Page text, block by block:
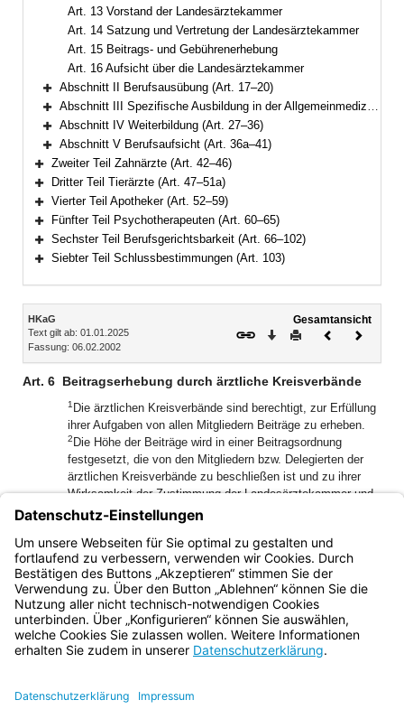
Art. 13 Vorstand der Landesärztekammer
Art. 14 Satzung und Vertretung der Landesärztekammer
Art. 15 Beitrags- und Gebührenerhebung
Art. 16 Aufsicht über die Landesärztekammer
Bereich erweitern
Abschnitt II Berufsausübung (Art. 17–20)
Bereich erweitern
Abschnitt III Spezifische Ausbildung in der Allgemeinmedizin; Praktische Ärzte (Art. 21–26)
Bereich erweitern
Abschnitt IV Weiterbildung (Art. 27–36)
Bereich erweitern
Abschnitt V Berufsaufsicht (Art. 36a–41)
Bereich erweitern
Zweiter Teil Zahnärzte (Art. 42–46)
Bereich erweitern
Dritter Teil Tierärzte (Art. 47–51a)
Bereich erweitern
Vierter Teil Apotheker (Art. 52–59)
Bereich erweitern
Fünfter Teil Psychotherapeuten (Art. 60–65)
Bereich erweitern
Sechster Teil Berufsgerichtsbarkeit (Art. 66–102)
Siebter Teil Schlussbestimmungen (Art. 103)
Inhalt
HKaG
Text gilt ab: 01.01.2025
Fassung: 06.02.2002
Gesamtansicht
Download
DruckenVorheriges
Art. 6 Beitragserhebung durch ärztliche Kreisverbände
1 Die ärztlichen Kreisverbände sind berechtigt, zur Erfüllung
ihrer Aufgaben von allen Mitgliedern Beiträge zu erheben.
2 Die Höhe der Beiträge wird in einer Beitragsordnung
festgesetzt, die von den Mitgliedern bzw. Delegierten der
ärztlichen Kreisverbände zu beschließen ist und zu ihrer
Wirksamkeit der Zustimmung der Landesärztekammer und
der Genehmigung der Regierung bedarf.
4Der Vorstand des ärztlichen
Kreisverbands kann die Durchführung der Beitragserhebung
der Landesärztekammer übertragen.
Bayern.de
BayernPortal
Impressum